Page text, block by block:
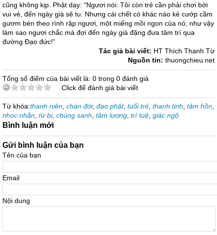
cũng không kịp. Phật dạy: “Ngươi nói: Tôi còn trẻ cần phải chơi bời
vui vẻ, đến ngày già sẽ tu. Nhưng cái chết có khác nào kẻ cướp cầm
gươm bén theo rình rập ngươi, một miếng mồi ngon của nó; như vậy
làm sao ngươi chắc mà đợi đến ngày già đặng đưa tâm trí qua
đường Đạo đức!”
Tác giả bài viết: HT Thích Thanh Từ
Nguồn tin: thuongchieu.net
Tổng số điểm của bài viết là: 0 trong 0 đánh giá
Click để đánh giá bài viết
Từ khóa:thanh niên chán đời, đạo phật, tuổi trẻ thanh tịnh tâm hồn
nhọc nhằn từ bi, chúng sanh tâm lượng trí tuệ giác ngộ
Bình luận mới
Gửi bình luận của bạn
Tên của bạn
Email
Nội dung